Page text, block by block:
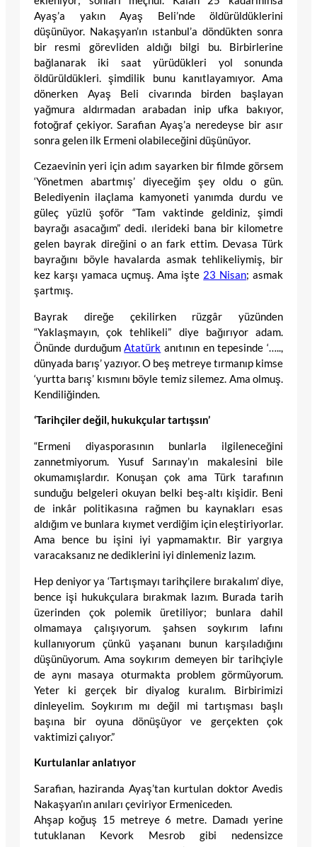
Ayaş’a yakın Ayaş Beli’nde öldürüldüklerini
düşünüyor. Nakaşyan’ın ıstanbul’a döndükten sonra
bir resmi görevliden aldığı bilgi bu. Birbirlerine
bağlanarak iki saat yürüdükleri yol sonunda
öldürüldükleri. şimdilik bunu kanıtlayamıyor. Ama
dönerken Ayaş Beli civarında birden başlayan
yağmura aldırmadan arabadan inip ufka bakıyor,
fotoğraf çekiyor. Sarafian Ayaş’a neredeyse bir asır
sonra gelen ilk Ermeni olabileceğini düşünüyor.
Cezaevinin yeri için adım sayarken bir filmde görsem
‘Yönetmen abartmış’ diyeceğim şey oldu o gün.
Belediyenin ilaçlama kamyoneti yanımda durdu ve
güleç yüzlü şoför “Tam vaktinde geldiniz, şimdi
bayrağı asacağım” dedi. ılerideki bana bir kilometre
gelen bayrak direğini o an fark ettim. Devasa Türk
bayrağını böyle havalarda asmak tehlikeliymiş, bir
kez karşı yamaca uçmuş. Ama işte 23 Nisan; asmak
şartmış.
Bayrak direğe çekilirken rüzgâr yüzünden
“Yaklaşmayın, çok tehlikeli” diye bağırıyor adam.
Önünde durduğumAtatürk anıtının en tepesinde ‘…..,
dünyada barış’ yazıyor. O beş metreye tırmanıp kimse
‘yurtta barış’ kısmını böyle temiz silemez. Ama olmuş.
Kendiliğinden.
‘Tarihçiler değil, hukukçular tartışsın’
“Ermeni diyasporasının bunlarla ilgileneceğini
zannetmiyorum. Yusuf Sarınay’ın makalesini bile
okumamışlardır. Konuşan çok ama Türk tarafının
sunduğu belgeleri okuyan belki beş-altı kişidir. Beni
de inkâr politikasına rağmen bu kaynakları esas
aldığım ve bunlara kıymet verdiğim için eleştiriyorlar.
Ama bence bu işini iyi yapmamaktır. Bir yargıya
varacaksanız ne dediklerini iyi dinlemeniz lazım.
Hep deniyor ya ‘Tartışmayı tarihçilere bırakalım’ diye,
bence işi hukukçulara bırakmak lazım. Burada tarih
üzerinden çok polemik üretiliyor; bunlara dahil
olmamaya çalışıyorum. şahsen soykırım lafını
kullanıyorum çünkü yaşananı bunun karşıladığını
düşünüyorum. Ama soykırım demeyen bir tarihçiyle
de aynı masaya oturmakta problem görmüyorum.
Yeter ki gerçek bir diyalog kuralım. Birbirimizi
dinleyelim. Soykırım mı değil mi tartışması başlı
başına bir oyuna dönüşüyor ve gerçekten çok
vaktimizi çalıyor.”
Kurtulanlar anlatıyor
Sarafian, haziranda Ayaş’tan kurtulan doktor Avedis
Nakaşyan’ın anıları çeviriyor Ermeniceden.
Ahşap koğuş 15 metreye 6 metre. Damadı yerine
tutuklanan Kevork Mesrob gibi nedensizce